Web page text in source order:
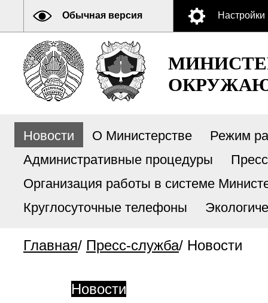
Обычная версия Настройки
Новости О Министерстве
Режим
Административные процедуры
Организация работы в системе
Круглосуточные телефоны
Главная/ Пресс-служба/ Новости
Новости